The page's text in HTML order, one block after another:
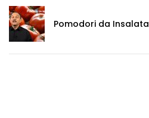
Pomodori da Insalata